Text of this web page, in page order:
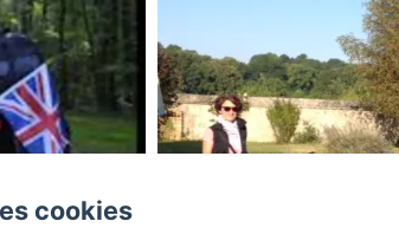
cookies